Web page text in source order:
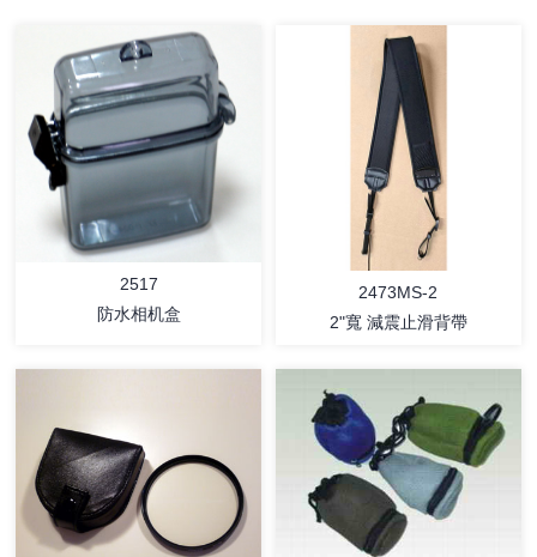
详情
2517
防水相机盒
详情
2473MS-2
2"寬 減震止滑背帶